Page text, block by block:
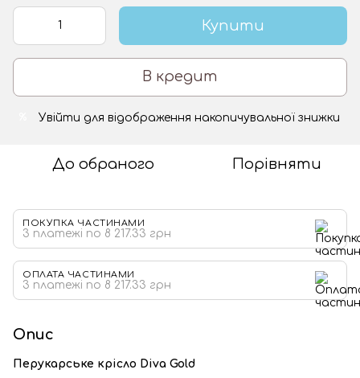
Купити
В кредит
Увійти для відображення накопичувальної знижки
До обраного Порівняти
ПОКУПКА ЧАСТИНАМИ
3 платежі по 8 217.33 грн
ОПЛАТА ЧАСТИНАМИ
3 платежі по 8 217.33 грн
Опис
Перукарське крісло Diva Gold